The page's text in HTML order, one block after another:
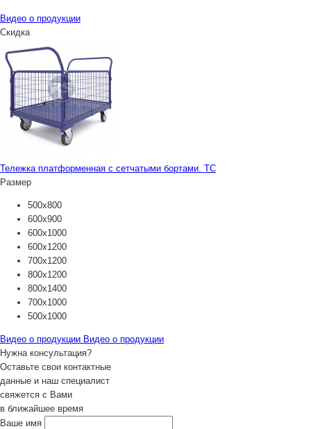
Видео о продукции
Скидка
Тележка платформенная с сетчатыми бортами. ТС
Размер
500х800
600х900
600х1000
600х1200
700х1200
800х1200
800х1400
700х1000
500х1000
Видео о продукции Видео о продукции
Нужна консультация?
Оставьте свои контактные
данные и наш специалист
свяжется с Вами
в ближайшее время
Ваше имя